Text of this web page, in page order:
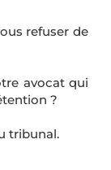
refuser de
avocat qui
?
tribunal.